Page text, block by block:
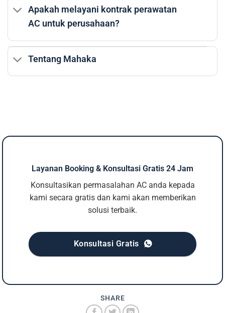
Apakah melayani kontrak perawatan
AC untuk perusahaan?
Tentang Mahaka
Layanan Booking & Konsultasi Gratis 24 Jam
Konsultasikan permasalahan AC anda kepada
kami secara gratis dan kami akan memberikan
solusi terbaik.
Konsultasi Gratis
SHARE